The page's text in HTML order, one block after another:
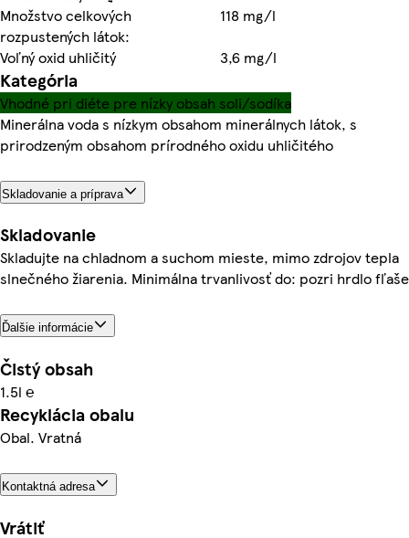
Množstvo celkových
rozpustených látok:
118 mg/l
Voľný oxid uhličitý
3,6 mg/l
Kategória
Vhodné pri diéte pre nízky obsah soli/sodíka
Minerálna voda s nízkym obsahom minerálnych látok, s
prirodzeným obsahom prírodného oxidu uhličitého
Skladovanie a príprava
Skladovanie
Skladujte na chladnom a suchom mieste, mimo zdrojov tepla
slnečného žiarenia. Minimálna trvanlivosť do: pozri hrdlo
Ďalšie informácie
Čistý obsah
1.5l ℮
Recyklácia obalu
Obal. Vratná
Kontaktná adresa
Vrátiť